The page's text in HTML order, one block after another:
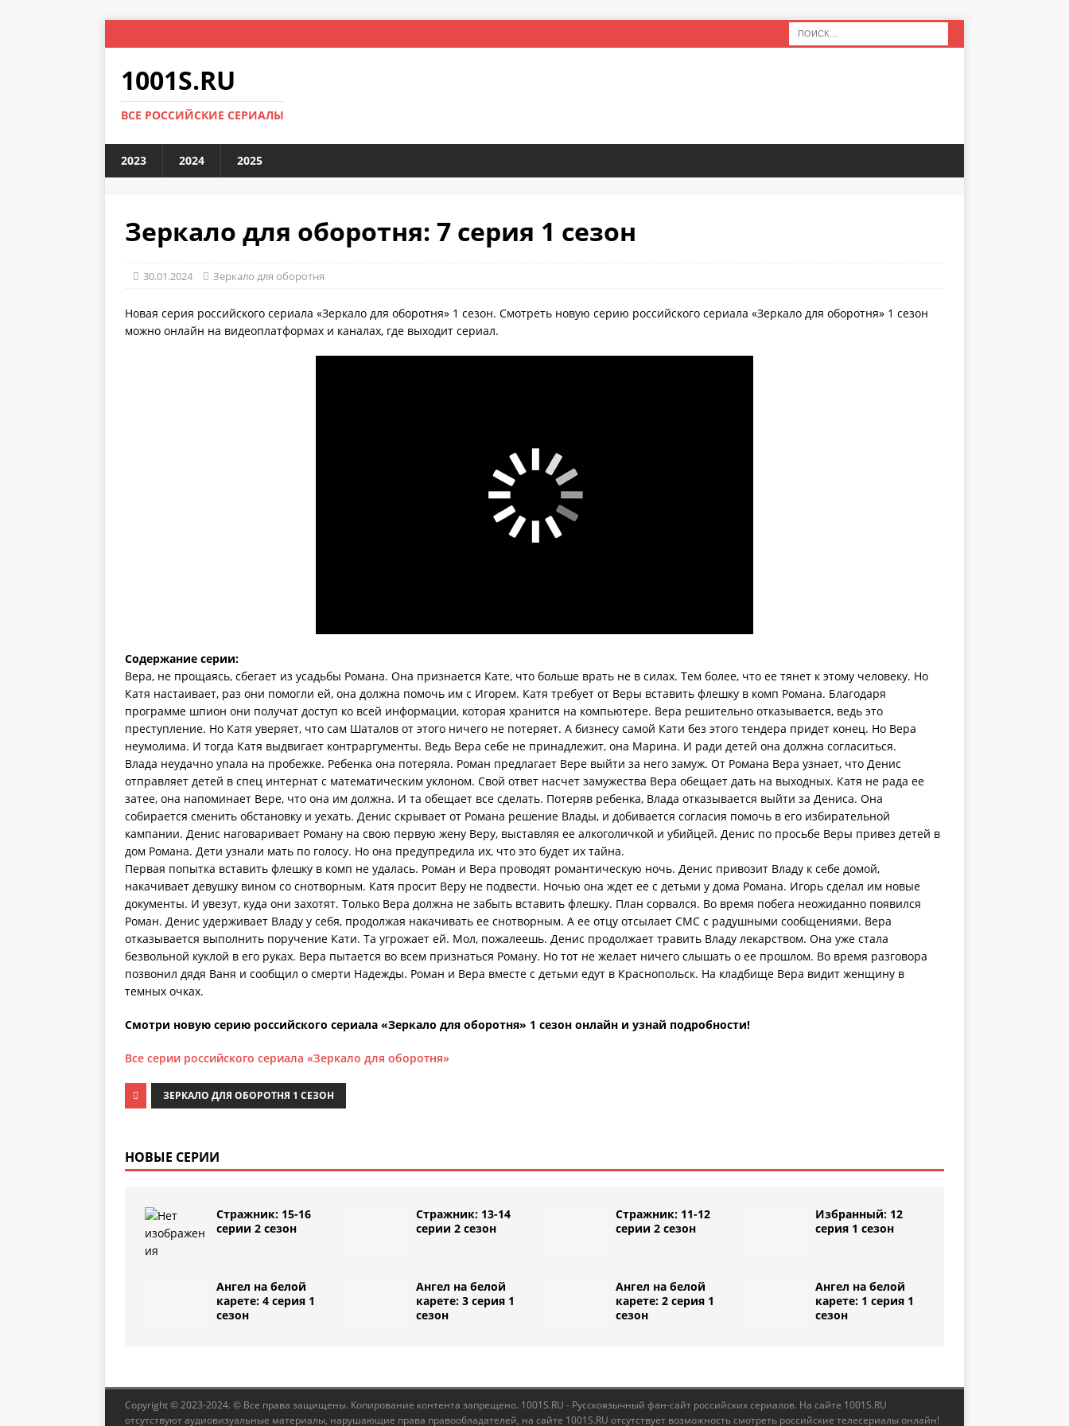
1001S.RU
ВСЕ РОССИЙСКИЕ СЕРИАЛЫ
2023 2024 2025
Зеркало для оборотня: 7 серия 1 сезон
30.01.2024 Зеркало для оборотня
Новая серия российского сериала «Зеркало для оборотня» 1 сезон. Смотреть новую серию российского сериала «Зеркало для оборотня» 1 сезон
можно онлайн на видеоплатформах и каналах, где выходит сериал.
Содержание серии:
Вера, не прощаясь, сбегает из усадьбы Романа. Она признается Кате, что больше врать не в силах. Тем более, что ее тянет к этому человеку. Но
Катя настаивает, раз они помогли ей, она должна помочь им с Игорем. Катя требует от Веры вставить флешку в комп Романа. Благодаря
программе шпион они получат доступ ко всей информации, которая хранится на компьютере. Вера решительно отказывается, ведь это
преступление. Но Катя уверяет, что сам Шаталов от этого ничего не потеряет. А бизнесу самой Кати без этого тендера придет конец. Но Вера
неумолима. И тогда Катя выдвигает контраргументы. Ведь Вера себе не принадлежит, она Марина. И ради детей она должна согласиться.
Влада неудачно упала на пробежке. Ребенка она потеряла. Роман предлагает Вере выйти за него замуж. От Романа Вера узнает, что Денис
отправляет детей в спец интернат с математическим уклоном. Свой ответ насчет замужества Вера обещает дать на выходных. Катя не рада ее
затее, она напоминает Вере, что она им должна. И та обещает все сделать. Потеряв ребенка, Влада отказывается выйти за Дениса. Она
собирается сменить обстановку и уехать. Денис скрывает от Романа решение Влады, и добивается согласия помочь в его избирательной
кампании. Денис наговаривает Роману на свою первую жену Веру, выставляя ее алкоголичкой и убийцей. Денис по просьбе Веры привез детей в
дом Романа. Дети узнали мать по голосу. Но она предупредила их, что это будет их тайна.
Первая попытка вставить флешку в комп не удалась. Роман и Вера проводят романтическую ночь. Денис привозит Владу к себе домой,
накачивает девушку вином со снотворным. Катя просит Веру не подвести. Ночью она ждет ее с детьми у дома Романа. Игорь сделал им новые
документы. И увезут, куда они захотят. Только Вера должна не забыть вставить флешку. План сорвался. Во время побега неожиданно появился
Роман. Денис удерживает Владу у себя, продолжая накачивать ее снотворным. А ее отцу отсылает СМС с радушными сообщениями. Вера
отказывается выполнить поручение Кати. Та угрожает ей. Мол, пожалеешь. Денис продолжает травить Владу лекарством. Она уже стала
безвольной куклой в его руках. Вера пытается во всем признаться Роману. Но тот не желает ничего слышать о ее прошлом. Во время разговора
позвонил дядя Ваня и сообщил о смерти Надежды. Роман и Вера вместе с детьми едут в Краснопольск. На кладбище Вера видит женщину в
темных очках.
Смотри новую серию российского сериала «Зеркало для оборотня» 1 сезон онлайн и узнай подробности!
Все серии российского сериала «Зеркало для оборотня»
ЗЕРКАЛО ДЛЯ ОБОРОТНЯ 1 СЕЗОН
НОВЫЕ СЕРИИ
Стражник: 15-16
серии 2 сезон
Стражник: 13-14
серии 2 сезон
Стражник: 11-12
серии 2 сезон
Избранный: 12
серия 1 сезон
Ангел на белой
карете: 4 серия 1
сезон
Ангел на белой
карете: 3 серия 1
сезон
Ангел на белой
карете: 2 серия 1
сезон
Ангел на белой
карете: 1 серия 1
сезон
Copyright © 2023-2024. © Все права защищены. Копирование контента запрещено. 1001S.RU - Русскоязычный фан-сайт российских сериалов. На сайте 1001S.RU
отсутствуют аудиовизуальные материалы, нарушающие права правообладателей, на сайте 1001S.RU отсутствует возможность смотреть российские телесериалы онлайн!